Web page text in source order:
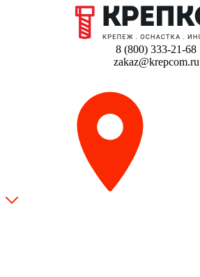
8 (800) 333-21-68
zakaz@krepcom.ru